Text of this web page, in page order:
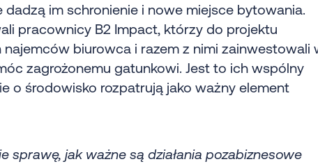
dadzą im schronienie i nowe miejsce bytowania.
pracownicy B2 Impact, którzy do projektu
najemców biurowca i razem z nimi zainwestowali
zagrożonemu gatunkowi. Jest to ich wspólny
o środowisko rozpatrują jako ważny element
sprawę, jak ważne są działania pozabiznesowe